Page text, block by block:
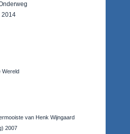
2014
Wereld
van Henk Wijngaard
2007